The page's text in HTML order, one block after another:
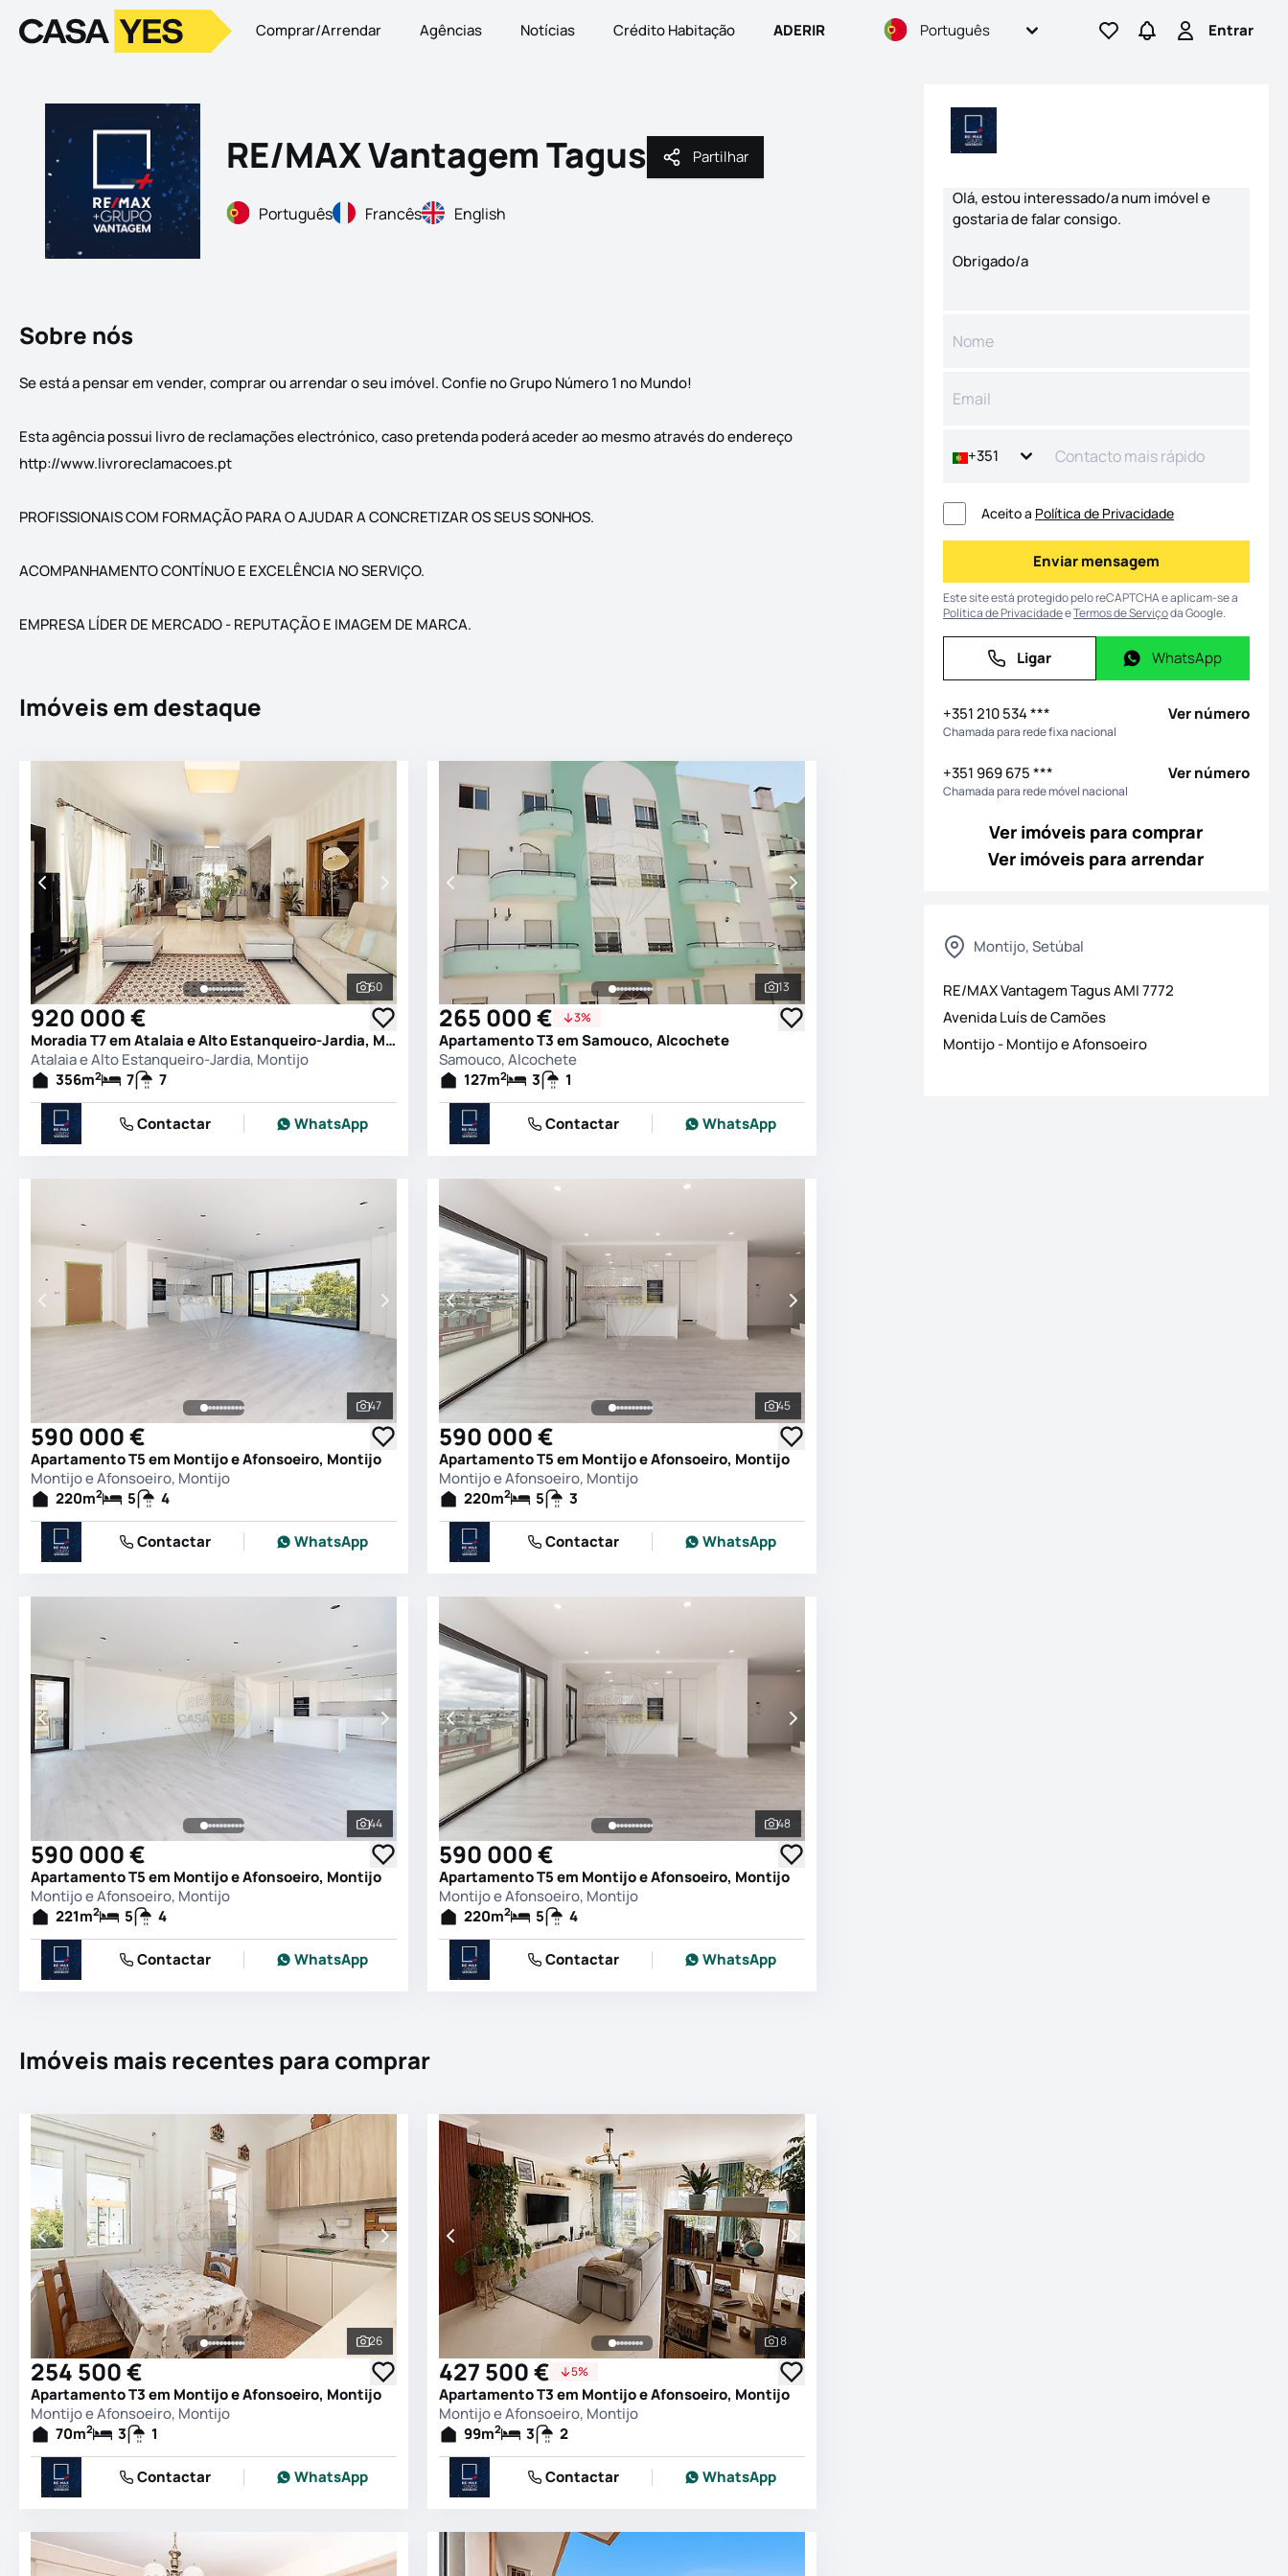
LogoIr para a homepage Comprar/Arrendar Agências Notícias Crédito Habitação ADERIR Português Ir para os favoritos
Ir para pesquisas
Entrar
Entrar
RE/MAX Vantagem Tagus Partilhar
Partilhar
Português Francês English
Sobre nós
Se está a pensar em vender, comprar ou arrendar o seu imóvel. Confie no Grupo Número 1 no Mundo!
Esta agência possui livro de reclamações electrónico, caso pretenda poderá aceder ao mesmo através do endereço
http://www.livroreclamacoes.pt
PROFISSIONAIS COM FORMAÇÃO PARA O AJUDAR A CONCRETIZAR OS SEUS SONHOS.
ACOMPANHAMENTO CONTÍNUO E EXCELÊNCIA NO SERVIÇO.
EMPRESA LÍDER DE MERCADO - REPUTAÇÃO E IMAGEM DE MARCA.
Imóveis em destaque
Ver todas as fotografias
50
920 000 €
Moradia T7 em Atalaia e Alto Estanqueiro-Jardia, Montijo
Atalaia e Alto Estanqueiro-Jardia, Montijo
356m2 7 7
Contactar WhatsApp
Ver todas as fotografias
13
265 000 € 3%
Apartamento T3 em Samouco, Alcochete
Samouco, Alcochete
127m2 3 1
Contactar WhatsApp
Ver todas as fotografias
47
590 000 €
Apartamento T5 em Montijo e Afonsoeiro, Montijo
Montijo e Afonsoeiro, Montijo
220m2 5 4
Contactar WhatsApp
Ver todas as fotografias
45
590 000 €
Apartamento T5 em Montijo e Afonsoeiro, Montijo
Montijo e Afonsoeiro, Montijo
220m2 5 3
Contactar WhatsApp
Ver todas as fotografias
44
590 000 €
Apartamento T5 em Montijo e Afonsoeiro, Montijo
Montijo e Afonsoeiro, Montijo
221m2 5 4
Contactar WhatsApp
Ver todas as fotografias
48
590 000 €
Apartamento T5 em Montijo e Afonsoeiro, Montijo
Montijo e Afonsoeiro, Montijo
220m2 5 4
Contactar WhatsApp
Imóveis mais recentes para comprar
Ver todas as fotografias
26
254 500 €
Apartamento T3 em Montijo e Afonsoeiro, Montijo
Montijo e Afonsoeiro, Montijo
70m2 3 1
Contactar WhatsApp
Ver todas as fotografias
8
427 500 € 5%
Apartamento T3 em Montijo e Afonsoeiro, Montijo
Montijo e Afonsoeiro, Montijo
99m2 3 2
Contactar WhatsApp
+351
Aceito a Política de Privacidade
Enviar mensagem
Enviar mensagem
Este site está protegido pelo reCAPTCHA e aplicam-se a
Política de PrivacidadeeTermos de Serviçoda Google.
Ligar
Ligar WhatsApp
WhatsApp
+351 210 534 *** Ver número
Chamada para rede fixa nacional
+351 969 675 *** Ver número
Chamada para rede móvel nacional
Ver imóveis para comprar
Ver imóveis para arrendar
Montijo, Setúbal
RE/MAX Vantagem TagusAMI7772
Avenida Luís de Camões
Montijo-Montijo e Afonsoeiro